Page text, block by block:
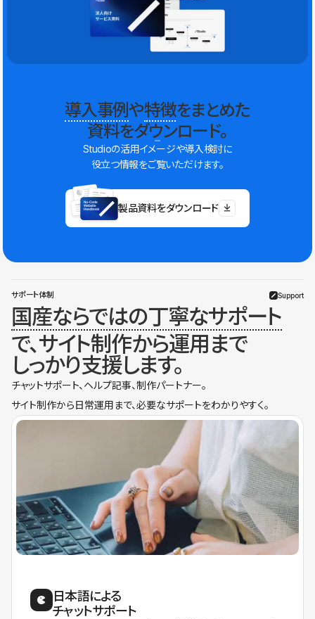
導入事例や特徴をまとめた
資料をダウンロード。
Studioの活用イメージや導入検討に
役立つ情報をご覧いただけます。
製品資料をダウンロード
サポート体制 Support
国産ならではの丁寧なサポート
で、サイト制作から運用まで
しっかり支援します。
チャットサポート、ヘルプ記事、制作パートナー。
サイト制作から日常運用まで、必要なサポートをわかりやすく。
日本語による
チャットサポート